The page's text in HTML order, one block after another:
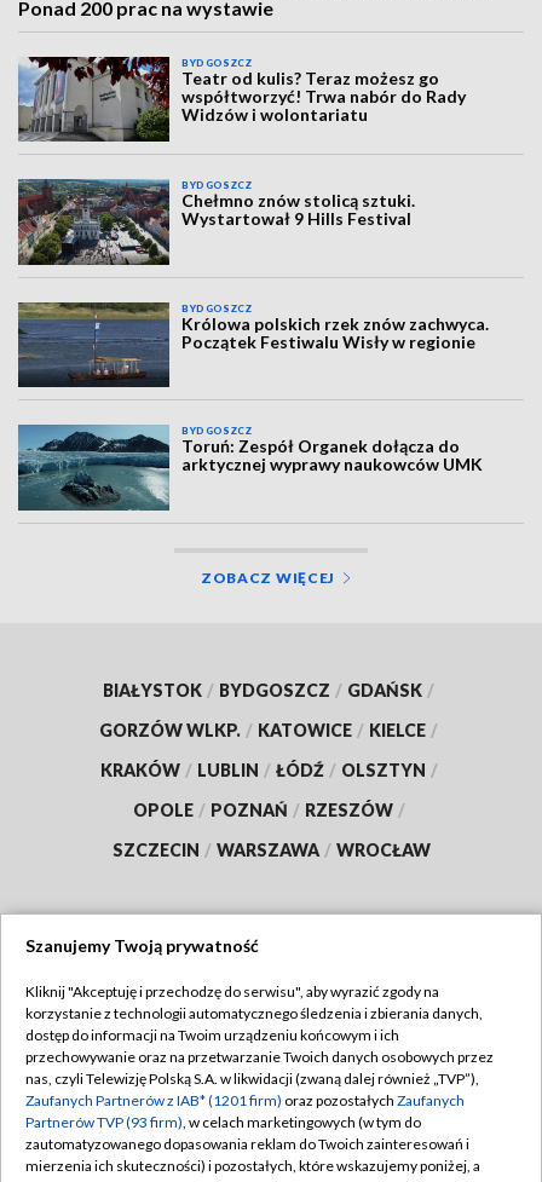
Ponad 200 prac na wystawie
BYDGOSZCZ
Teatr od kulis? Teraz możesz go
współtworzyć! Trwa nabór do Rady
Widzów i wolontariatu
BYDGOSZCZ
Chełmno znów stolicą sztuki.
Wystartował 9 Hills Festival
BYDGOSZCZ
Królowa polskich rzek znów zachwyca.
Początek Festiwalu Wisły w regionie
BYDGOSZCZ
Toruń: Zespół Organek dołącza do
arktycznej wyprawy naukowców UMK
ZOBACZ WIĘCEJ
BIAŁYSTOK / BYDGOSZCZ / GDAŃSK /
GORZÓW WLKP. / KATOWICE / KIELCE /
KRAKÓW / LUBLIN / ŁÓDŹ / OLSZTYN /
OPOLE / POZNAŃ / RZESZÓW /
SZCZECIN / WARSZAWA / WROCŁAW
TVP
Abonament TVP
Emisja w TVP
Centrum informacji TVP
Naziemna Telewizja Cyfrowa
Regulamin TVP
Polityka prywatności
Moje zgody
Szanujemy Twoją prywatność
Kliknij "Akceptuję i przechodzę do serwisu", aby wyrazić zgody na
korzystanie z technologii automatycznego śledzenia i zbierania danych,
dostęp do informacji na Twoim urządzeniu końcowym i ich
przechowywanie oraz na przetwarzanie Twoich danych osobowych przez
nas, czyli Telewizję Polską S.A. w likwidacji (zwaną dalej również „TVP”),
Zaufanych Partnerów z IAB* (1201 firm) oraz pozostałych Zaufanych
Partnerów TVP (93 firm), w celach marketingowych (w tym do
zautomatyzowanego dopasowania reklam do Twoich zainteresowań i
mierzenia ich skuteczności) i pozostałych, które wskazujemy poniżej, a